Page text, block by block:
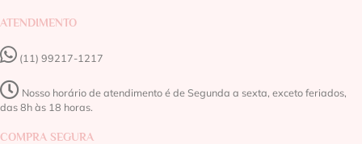
ATENDIMENTO
(11) 99217-1217‬
Nosso horário de atendimento é de Segunda a sexta, exceto feriados,
das 8h às 18 horas.
COMPRA SEGURA